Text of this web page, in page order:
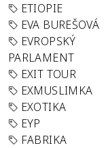
ETIOPIE
EVA BUREŠOVÁ
EVROPSKÝ
PARLAMENT
EXIT TOUR
EXMUSLIMKA
EXOTIKA
EYP
FABRIKA